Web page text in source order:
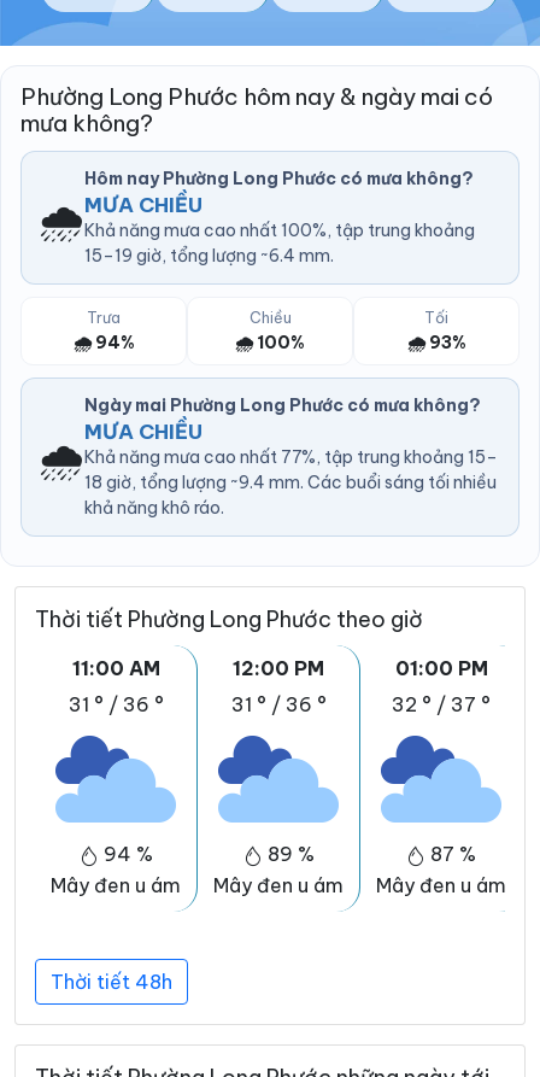
Phường Long Phước hôm nay & ngày mai có
mưa không?
🌧️
Hôm nay Phường Long Phước có mưa không?
MƯA CHIỀU
Khả năng mưa cao nhất 100%, tập trung khoảng
15–19 giờ, tổng lượng ~6.4 mm.
Trưa
🌧️ 94%
Chiều
🌧️ 100%
Tối
🌧️ 93%
🌧️
Ngày mai Phường Long Phước có mưa không?
MƯA CHIỀU
Khả năng mưa cao nhất 77%, tập trung khoảng 15–
18 giờ, tổng lượng ~9.4 mm. Các buổi sáng tối nhiều
khả năng khô ráo.
Thời tiết Phường Long Phước theo giờ
11:00 AM
31 ° / 36 °
94 %
Mây đen u ám
12:00 PM
31 ° / 36 °
89 %
Mây đen u ám
01:00 PM
32 ° / 37 °
87 %
Mây đen u ám
Thời tiết 48h